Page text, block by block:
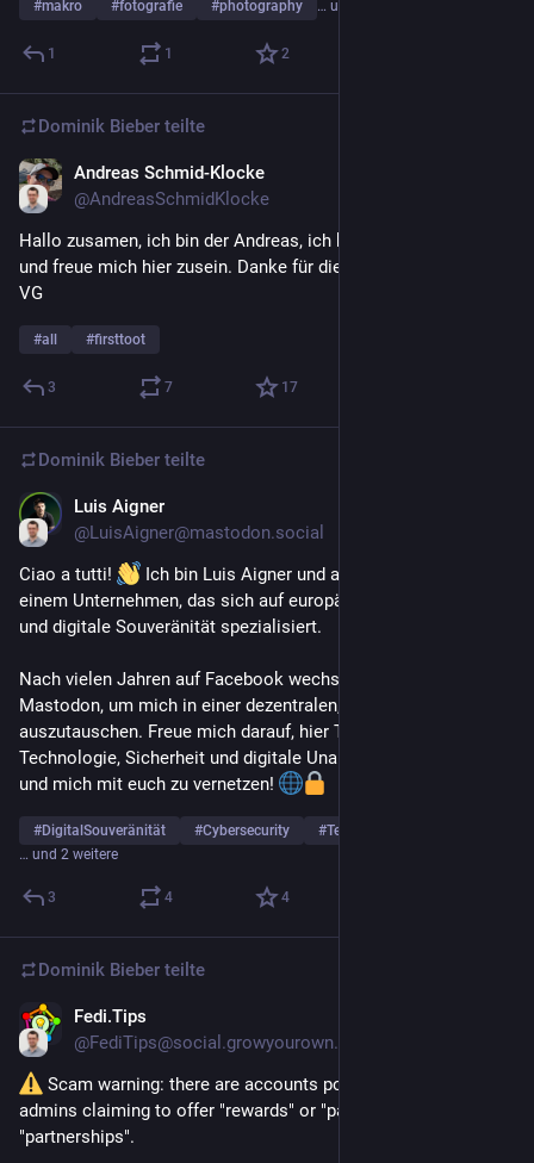
#makro #fotografie #photography … und 5 weitere
1 1 2
Dominik Bieber teilte
Andreas Schmid-Klocke
@AndreasSchmidKlocke
Hallo zusamen, ich bin der Andreas, ich komme aus Duisburg
und freue mich hier zusein. Danke für die schnelle Aufnahme.
VG
#all #firsttoot
3 7 17
Dominik Bieber teilte
Luis Aigner
@LuisAigner@mastodon.social
Ciao a tutti!
Ich bin Luis Aigner und arbeite bei Endian,
einem Unternehmen, das sich auf europäische Cybersecurity
und digitale Souveränität spezialisiert.
Nach vielen Jahren auf Facebook wechsle ich nun zu
Mastodon, um mich in einer dezentralen, offenen Community
auszutauschen. Freue mich darauf, hier Themen rund um
Technologie, Sicherheit und digitale Unabhängigkeit zu teilen
und mich mit euch zu vernetzen!
#DigitalSouveränität #Cybersecurity #Technologie
… und 2 weitere
3 4 4
Dominik Bieber teilte
Fedi.Tips
@FediTips@social.growyourown.services
Scam warning: there are accounts posing as Mastodon
admins claiming to offer "rewards" or "payments" or
"partnerships".